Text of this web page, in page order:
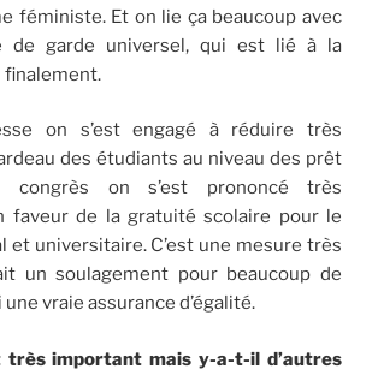
féministe. Et on lie ça beaucoup avec
de garde universel, qui est lié à la
finalement.
on s’est engagé à réduire très
des étudiants au niveau des prêt
congrès on s’est prononcé très
faveur de la gratuité scolaire pour le
et universitaire. C’est une mesure très
un soulagement pour beaucoup de
vraie assurance d’égalité.
très important mais y-a-t-il d’autres